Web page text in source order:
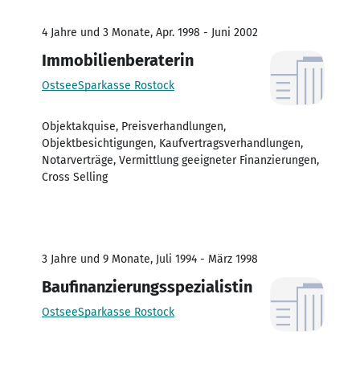
4 Jahre und 3 Monate, Apr. 1998 - Juni 2002
Immobilienberaterin
OstseeSparkasse Rostock
Objektakquise, Preisverhandlungen,
Objektbesichtigungen, Kaufvertragsverhandlungen,
Notarverträge, Vermittlung geeigneter Finanzierungen,
Cross Selling
3 Jahre und 9 Monate, Juli 1994 - März 1998
Baufinanzierungsspezialistin
OstseeSparkasse Rostock